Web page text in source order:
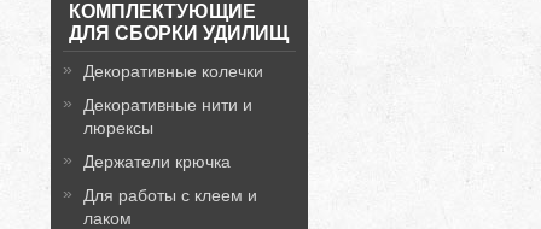
КОМПЛЕКТУЮЩИЕ
ДЛЯ СБОРКИ УДИЛИЩ
Декоративные колечки
Декоративные нити и
люрексы
Держатели крючка
Для работы с клеем и
лаком